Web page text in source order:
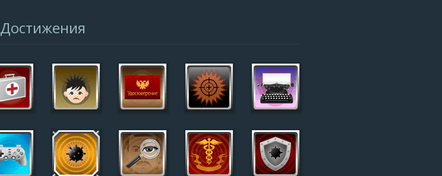
Достижения